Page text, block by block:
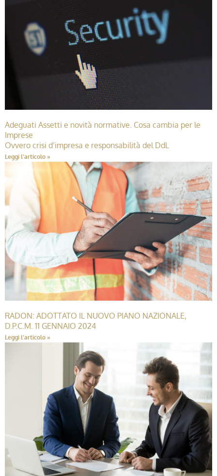
Adeguati Assetti e novità normative. Cosa cambia per le
Imprese
Ovvero crisi d’impresa e responsabilità del DdL
Leggi l'articolo »
RADON: ADOTTATO IL NUOVO PIANO NAZIONALE,
D.P.C.M. 11 GENNAIO 2024
Leggi l'articolo »